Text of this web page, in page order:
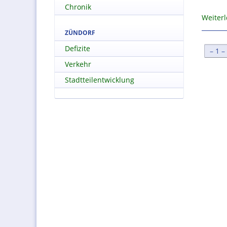
1
Chronik
ZÜNDORF
Defizite
Verkehr
Stadtteilentwicklung